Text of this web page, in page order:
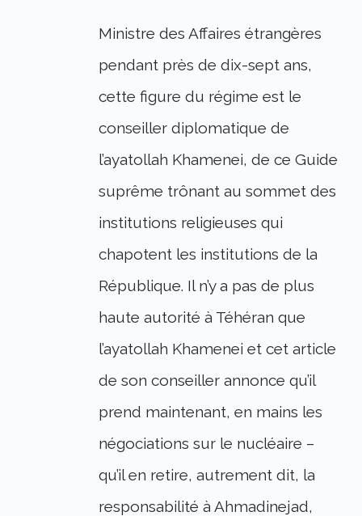
Ministre des Affaires étrangères
pendant près de dix-sept ans,
cette figure du régime est le
conseiller diplomatique de
l’ayatollah Khamenei, de ce Guide
suprême trônant au sommet des
institutions religieuses qui
chapotent les institutions de la
République. Il n’y a pas de plus
haute autorité à Téhéran que
l’ayatollah Khamenei et cet article
de son conseiller annonce qu’il
prend maintenant, en mains les
négociations sur le nucléaire –
qu’il en retire, autrement dit, la
responsabilité à Ahmadinejad,